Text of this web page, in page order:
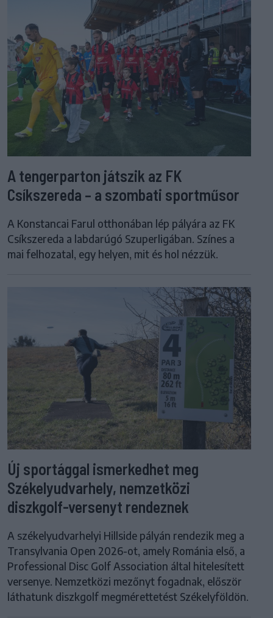
A tengerparton játszik az FK
Csíkszereda – a szombati sportműsor
A Konstancai Farul otthonában lép pályára az FK
Csíkszereda a labdarúgó Szuperligában. Színes a
mai felhozatal, egy helyen, mit és hol nézzük.
Új sportággal ismerkedhet meg
Székelyudvarhely, nemzetközi
diszkgolf-versenyt rendeznek
A székelyudvarhelyi Hillside pályán rendezik meg a
Transylvania Open 2026-ot, amely Románia első, a
Professional Disc Golf Association által hitelesített
versenye. Nemzetközi mezőnyt fogadnak, először
láthatunk diszkgolf megmérettetést Székelyföldön.